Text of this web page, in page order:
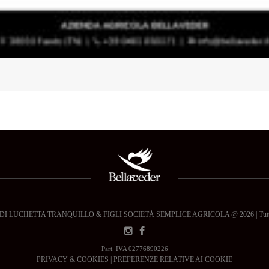
LUCHETTA TRANQUILLO & FIGLI SOCIETÀ SEMPLICE AGRICOLA @ 2026 |
Part. IVA 02776890226
PRIVACY & COOKIES PREFERENZE RELATIVE AI COOKIE